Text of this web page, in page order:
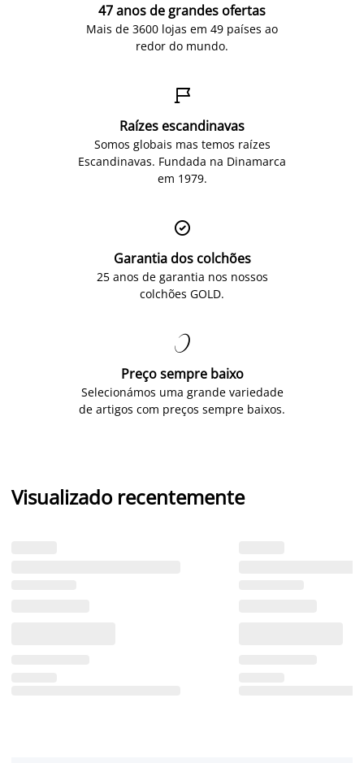
47 anos de grandes ofertas
Mais de 3600 lojas em 49 países ao
redor do mundo.

Raízes escandinavas
Somos globais mas temos raízes
Escandinavas. Fundada na Dinamarca
em 1979.

Garantia dos colchões
25 anos de garantia nos nossos
colchões GOLD.

Preço sempre baixo
Selecionámos uma grande variedade
de artigos com preços sempre baixos.
Visualizado recentemente